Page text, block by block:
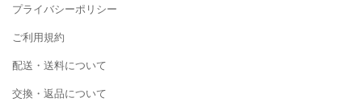
プライバシーポリシー
ご利用規約
配送・送料について
交換・返品について